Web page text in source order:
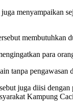
menyampaikan
membutuhkan
para
tanpa
juga diisi
Kampung